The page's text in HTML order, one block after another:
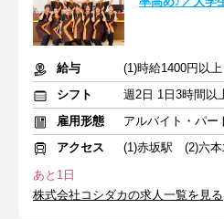
給与
シフト
週2日 1日3時間以
雇用形態
アルバイト・パー
アクセス
あと1日
株式会社コシダカの求人一覧を見る